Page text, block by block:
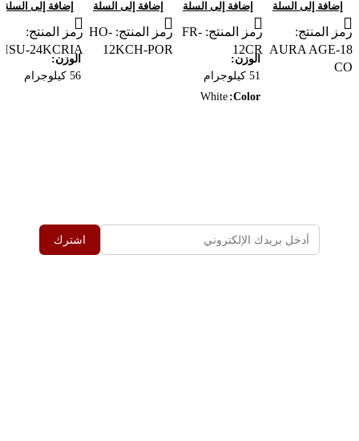
هو:
33,000.00.
إضافة إلى السلة
رمز المنتج:
AURA AGE-18
CO
إضافة إلى السلة
رمز المنتج: FR-
12CR
الوزن
51 كيلوجرام
Color
White
إضافة إلى السلة
رمز المنتج: HO-
12KCH-POR
إضافة إلى السلة
رمز المنتج:
HSU-24KCRIA
الوزن
56 كيلوجرام
اشترك